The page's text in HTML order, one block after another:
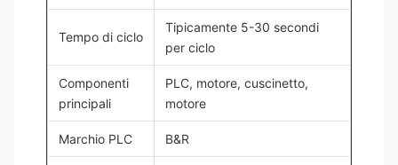
Tempo di ciclo
Tipicamente 5-30 secondi
per ciclo
Componenti
principali
PLC, motore, cuscinetto,
motore
Marchio PLC B&R